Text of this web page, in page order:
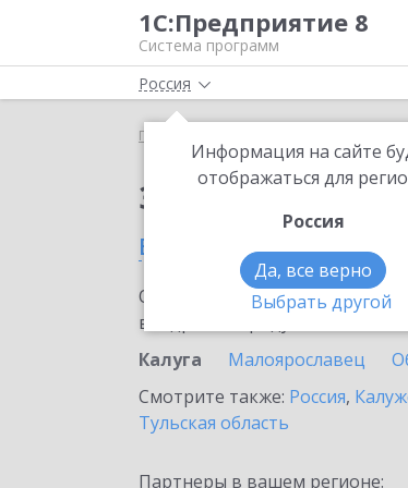
1С:Предприятие 8
Система программ
Россия
Информация на сайте
отображаться для
Россия
Да, все верно
Выбрать другой
Главная
Заказать 1С-
в Калуге
Ознакомьтесь с
внедрение продукта.
Калуга
Малоярославец
Смотрите также: Россия,
Тульская область
Партнеры в вашем регионе: